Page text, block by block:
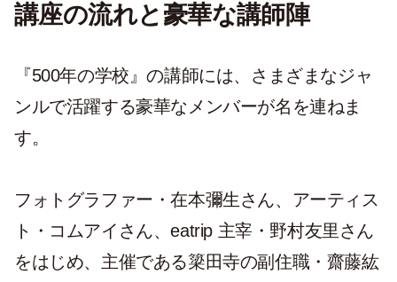
講座の流れと豪華な講師陣
『500年の学校』の講師には、さまざまなジャ
ンルで活躍する豪華なメンバーが名を連ねま
す。
フォトグラファー・在本彌生さん、アーティス
ト・コムアイさん、eatrip 主宰・野村友里さん
をはじめ、主催である簗田寺の副住職・齋藤紘